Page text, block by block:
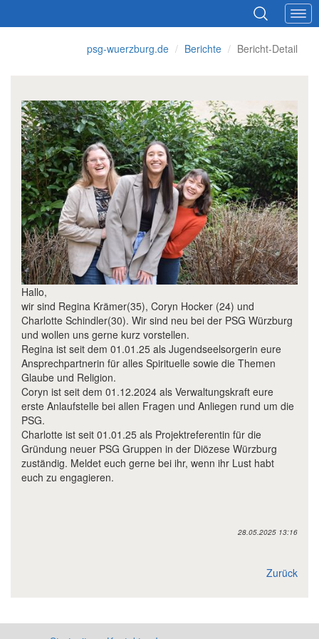
psg-wuerzburg.de Berichte Bericht-Detail
Hallo,
wir sind Regina Krämer(35), Coryn Hocker (24) und
Charlotte Schindler(30). Wir sind neu bei der PSG Würzburg
und wollen uns gerne kurz vorstellen.
Regina ist seit dem 01.01.25 als Jugendseelsorgerin eure
Ansprechpartnerin für alles Spirituelle sowie die Themen
Glaube und Religion.
Coryn ist seit dem 01.12.2024 als Verwaltungskraft eure
erste Anlaufstelle bei allen Fragen und Anliegen rund um die
PSG.
Charlotte ist seit 01.01.25 als Projektreferentin für die
Gründung neuer PSG Gruppen in der Diözese Würzburg
zuständig. Meldet euch gerne bei ihr, wenn ihr Lust habt
euch zu engagieren.
28.05.2025 13:16
Zurück